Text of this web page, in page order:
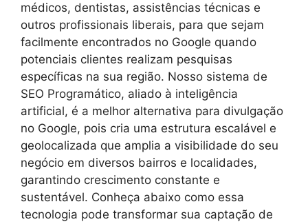
médicos, dentistas, assistências técnicas e
outros profissionais liberais, para que sejam
facilmente encontrados no Google quando
potenciais clientes realizam pesquisas
específicas na sua região. Nosso sistema de
SEO Programático, aliado à inteligência
artificial, é a melhor alternativa para divulgação
no Google, pois cria uma estrutura escalável e
geolocalizada que amplia a visibilidade do seu
negócio em diversos bairros e localidades,
garantindo crescimento constante e
sustentável. Conheça abaixo como essa
tecnologia pode transformar sua captação de